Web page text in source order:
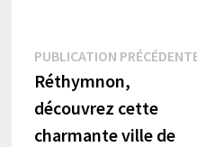
Navigation
de
l’article
PUBLICATION
Réthymnon,
découvrez cette
charmante ville de